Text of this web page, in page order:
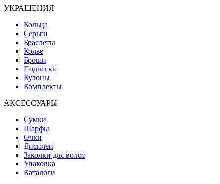
УКРАШЕНИЯ
Кольца
Серьги
Браслеты
Колье
Броши
Подвески
Кулоны
Комплекты
АКСЕССУАРЫ
Сумки
Шарфы
Очки
Дисплеи
Заколки для волос
Упаковка
Каталоги